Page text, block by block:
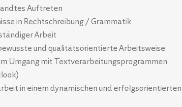
Auftreten
in Rechtschreibung / Grammatik
Arbeit
und qualitätsorientierte Arbeitsweise
Umgang mit Textverarbeitungsprogrammen
in einem dynamischen und erfolgsorientierten